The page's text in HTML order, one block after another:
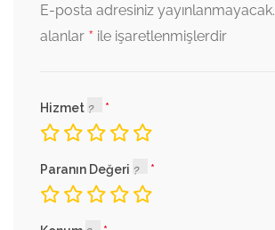
E-posta adresiniz yayınlanmayacak.
alanlar * ile işaretlenmişlerdir
Hizmet
Paranın Değeri